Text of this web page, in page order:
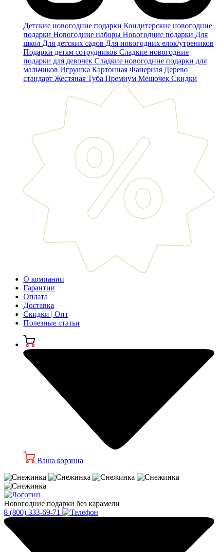
Детские новогодние подарки Кондитерские новогодние
подарки Новогодние наборы Новогодние подарки Для
школ Для детских садов Для новогодних елок/утреников
Подарки детям сотрудников Сладкие новогодние
подарки для девочек Сладкие новогодние подарки для
мальчиков Игрушка Картонная Фанерная Дерево
стандарт Жестяная Туба Премиум Мешочек Скидки
О компании
Гарантии
Оплата
Доставка
Скидки | Опт
Полезные статьи
Ваша корзина
Новогодние подарки без карамели
8 (800) 333-69-71